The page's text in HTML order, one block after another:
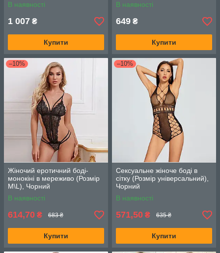
В наявності
1 007 ₴
Купити
В наявності
649 ₴
Купити
–10%
Жіночий еротичний боді-
монокіні в мереживо (Розмір
M\L), Чорний
В наявності
614,70 ₴ 683 ₴
Купити
–10%
Сексуальне жіноче боді в
сітку (Розмір універсальний),
Чорний
В наявності
571,50 ₴ 635 ₴
Купити